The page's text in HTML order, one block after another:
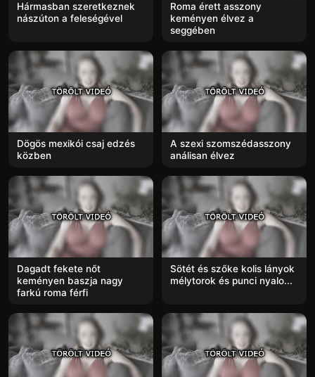
Hármasban szeretkeznek
nászúton a feleségével
Roma érett asszony
keményen élvez a
seggében
Dögös mexikói csaj edzés
közben
A szexi szomszédasszony
análisan élvez
Dagadt fekete nőt
keményen baszja nagy
farkú roma férfi
Sötét és szőke kolis lányok
mélytorok és punci nyalo...